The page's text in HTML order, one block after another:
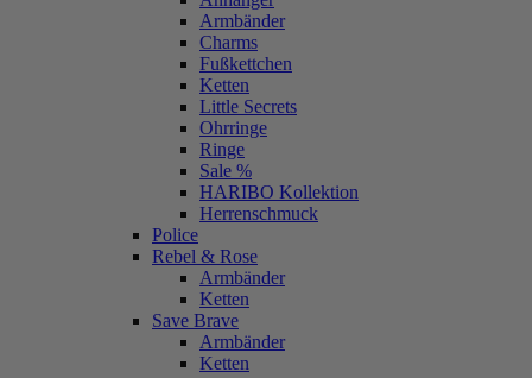
Armbänder
Charms
Fußkettchen
Ketten
Little Secrets
Ohrringe
Ringe
Sale %
HARIBO Kollektion
Herrenschmuck
Police
Rebel & Rose
Armbänder
Ketten
Save Brave
Armbänder
Ketten